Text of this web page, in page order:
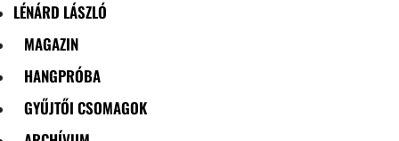
LÉNÁRD LÁSZLÓ
MAGAZIN
HANGPRÓBA
GYŰJTŐI CSOMAGOK